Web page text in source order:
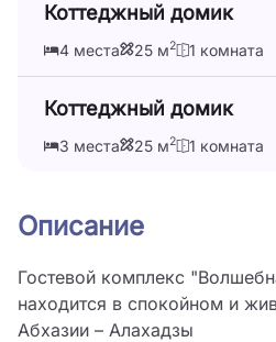
Коттеджный домик
4 места 25 м2 1 комната
Коттеджный домик
3 места 25 м2 1 комната
Описание
Гостевой комплекс
находится в спокойном и
Абхазии – Алахадзы